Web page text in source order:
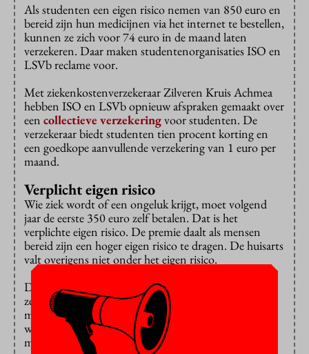
Als studenten een eigen risico nemen van 850 euro en
bereid zijn hun medicijnen via het internet te bestellen,
kunnen ze zich voor 74 euro in de maand laten
verzekeren. Daar maken studentenorganisaties ISO en
LSVb reclame voor.
Met ziekenkostenverzekeraar Zilveren Kruis Achmea
hebben ISO en LSVb opnieuw afspraken gemaakt over
een collectieve verzekeringvoor studenten. De
verzekeraar biedt studenten tien procent korting en
een goedkope aanvullende verzekering van 1 euro per
maand.
Verplicht eigen risico
Wie ziek wordt of een ongeluk krijgt, moet volgend
jaar de eerste 350 euro zelf betalen. Dat is het
verplichte eigen risico. De premie daalt als mensen
bereid zijn een hoger eigen risico te dragen. De huisarts
valt overigens niet onder het eigen risico.
De zorgverzekering is iets duurder voor mensen die
zelf hun apotheek willen kiezen. Wie genoegen neemt
met de herhaalrecepten en anticonceptie van de
website mediq.nl, hoeft een paar euro per maand
minder te betalen.